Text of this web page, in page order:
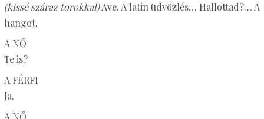
(kissé száraz torokkal)Ave. A latin üdvözlés… Hallottad?… A
hangot.
A NŐ
Te is?
A FÉRFI
Ja.